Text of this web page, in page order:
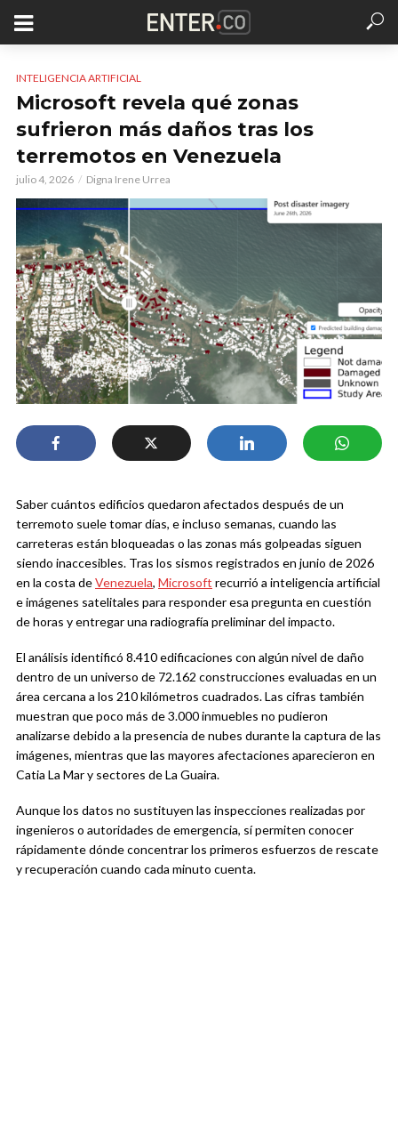
INTELIGENCIA ARTIFICIAL
Microsoft revela qué zonas
sufrieron más daños tras los
terremotos en Venezuela
julio 4, 2026 Digna Irene Urrea
Saber cuántos edificios quedaron afectados después de un
terremoto suele tomar días, e incluso semanas, cuando las
carreteras están bloqueadas o las zonas más golpeadas siguen
siendo inaccesibles. Tras los sismos registrados en junio de 2026
en la costa deVenezuela, Microsoft recurrió a inteligencia artificial
e imágenes satelitales para responder esa pregunta en cuestión
de horas y entregar una radiografía preliminar del impacto.
El análisis identificó 8.410 edificaciones con algún nivel de daño
dentro de un universo de 72.162 construcciones evaluadas en un
área cercana a los 210 kilómetros cuadrados. Las cifras también
muestran que poco más de 3.000 inmuebles no pudieron
analizarse debido a la presencia de nubes durante la captura de las
imágenes, mientras que las mayores afectaciones aparecieron en
Catia La Mar y sectores de La Guaira.
Aunque los datos no sustituyen las inspecciones realizadas por
ingenieros o autoridades de emergencia, sí permiten conocer
rápidamente dónde concentrar los primeros esfuerzos de rescate
y recuperación cuando cada minuto cuenta.